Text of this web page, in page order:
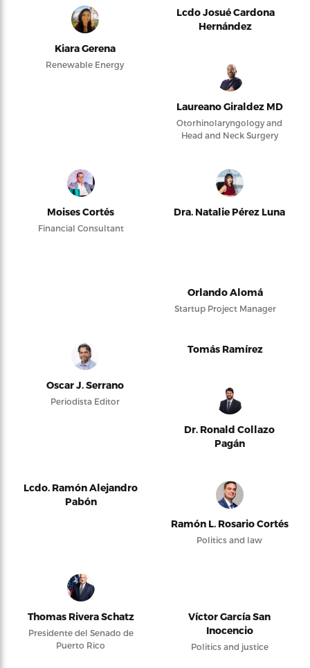
Kiara Gerena
Renewable Energy
Lcdo Josué Cardona
Hernández
Laureano Giraldez MD
Otorhinolaryngology and
Head and Neck Surgery
Moises Cortés
Financial Consultant
Dra. Natalie Pérez Luna
Orlando Alomá
Startup Project Manager
Oscar J. Serrano
Periodista Editor
Tomás Ramírez
Dr. Ronald Collazo
Pagán
Lcdo. Ramón Alejandro
Pabón
Ramón L. Rosario Cortés
Politics and law
Thomas Rivera Schatz
Presidente del Senado de
Puerto Rico
Víctor García San
Inocencio
Politics and justice